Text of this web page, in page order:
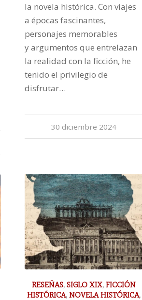
la novela histórica. Con viajes
a épocas fascinantes,
personajes memorables
y argumentos que entrelazan
la realidad con la ficción, he
tenido el privilegio de
disfrutar…
30 diciembre 2024
RESEÑAS, SIGLO XIX, FICCIÓN
HISTÓRICA, NOVELA HISTÓRICA,